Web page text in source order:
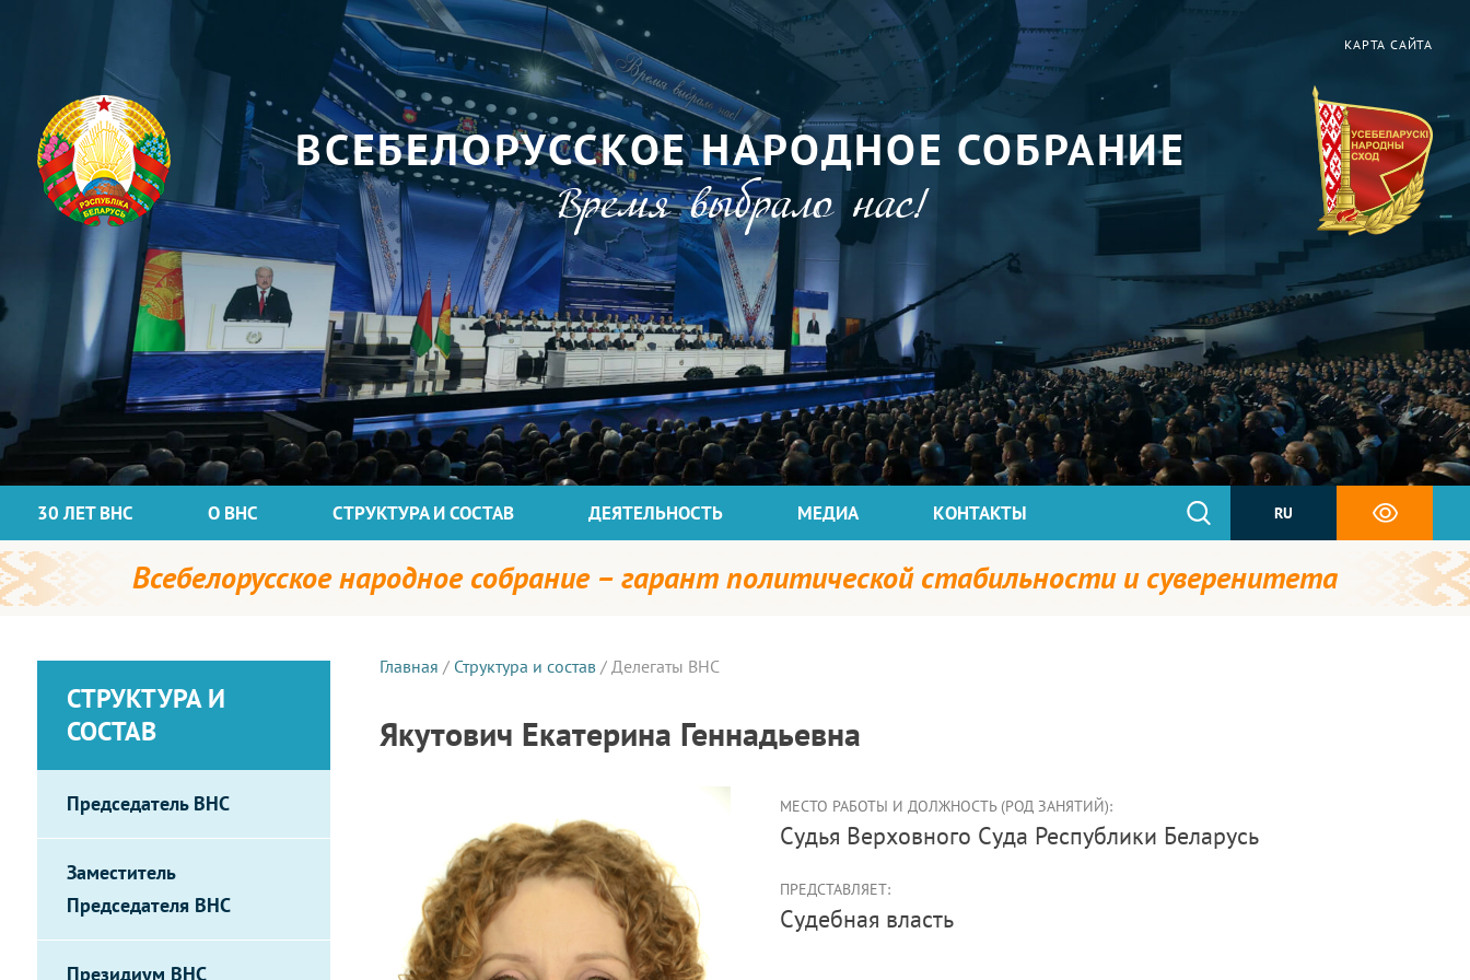
КАРТА САЙТА
ВСЕБЕЛОРУССКОЕ НАРОДНОЕ СОБРАНИЕ
Время выбрало нас!
30 ЛЕТ ВНС О ВНС СТРУКТУРА И СОСТАВ ДЕЯТЕЛЬНОСТЬ МЕДИА КОНТАКТЫ RU
Всебелорусское народное собрание – гарант политической стабильности и суверенитета
СТРУКТУРА И
СОСТАВ
Председатель ВНС
Заместитель
Председателя ВНС
Президиум ВНС
Главная / Структура и состав / Делегаты ВНС
Якутович Екатерина Геннадьевна
МЕСТО РАБОТЫ И ДОЛЖНОСТЬ (РОД ЗАНЯТИЙ):
судья Верховного Суда Республики Беларусь
ПРЕДСТАВЛЯЕТ:
Судебная власть